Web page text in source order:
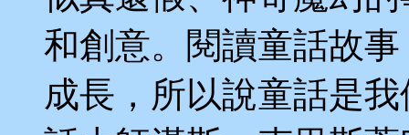
和創意。閱讀童話故
成長，所以說童話是